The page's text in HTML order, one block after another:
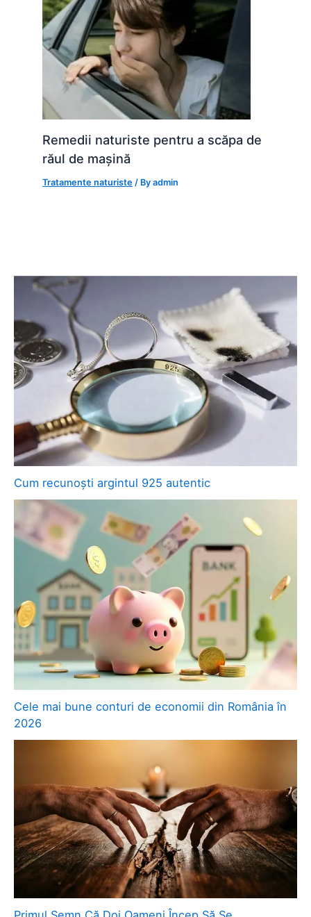
Remedii naturiste pentru a scăpa de
răul de mașină
Tratamente naturiste / Byadmin
Cum recunoști argintul 925 autentic
Cele mai bune conturi de economii din România în
2026